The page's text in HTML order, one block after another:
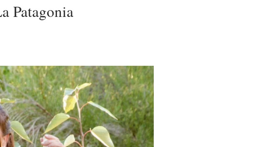
Patagonia